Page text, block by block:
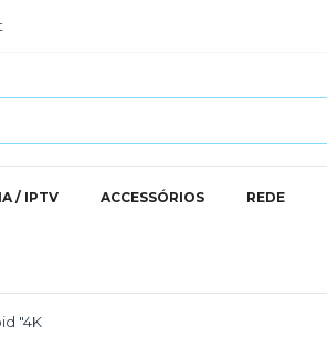
/ IPTV ACCESSÓRIOS REDE
"4K